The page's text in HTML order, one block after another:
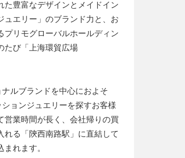
た豊富なデザインとメイドイン
ュエリー」のブランド力と、お
プリモグローバルホールディン
たび「上海環貿広場
ルブランドを中心におよそ
ョンジュエリーを探すお客様
営業時間が長く、会社帰りの買
る「陝西南路駅」に直結して
れます。